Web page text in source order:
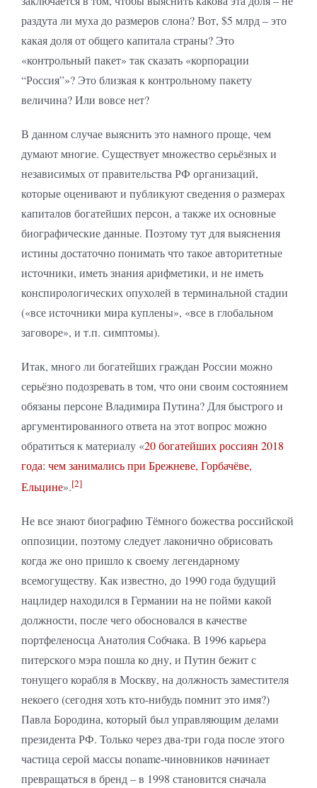
раздута ли муха до размеров слона? Вот, $5 млрд – это
какая доля от общего капитала страны? Это
«контрольный пакет» так сказать «корпорации
“Россия”»? Это близкая к контрольному пакету
величина? Или вовсе нет?
В данном случае выяснить это намного проще, чем
думают многие. Существует множество серьёзных и
независимых от правительства РФ организаций,
которые оценивают и публикуют сведения о размерах
капиталов богатейших персон, а также их основные
биографические данные. Поэтому тут для выяснения
истины достаточно понимать что такое авторитетные
источники, иметь знания арифметики, и не иметь
конспирологических опухолей в терминальной стадии
(«все источники мира куплены», «все в глобальном
заговоре», и т.п. симптомы).
Итак, много ли богатейших граждан России можно
серьёзно подозревать в том, что они своим состоянием
обязаны персоне Владимира Путина? Для быстрого и
аргументированного ответа на этот вопрос можно
обратиться к материалу «20 богатейших россиян 2018
года: чем занимались при Брежневе, Горбачёве,
Ельцине».[2]
Не все знают биографию Тёмного божества российской
оппозиции, поэтому следует лаконично обрисовать
когда же оно пришло к своему легендарному
всемогуществу. Как известно, до 1990 года будущий
нацлидер находился в Германии на не пойми какой
должности, после чего обосновался в качестве
портфеленосца Анатолия Собчака. В 1996 карьера
питерского мэра пошла ко дну, и Путин бежит с
тонущего корабля в Москву, на должность заместителя
некоего (сегодня хоть кто-нибудь помнит это имя?)
Павла Бородина, который был управляющим делами
президента РФ. Только через два-три года после этого
частица серой массы noname-чиновников начинает
превращаться в бренд – в 1998 становится сначала